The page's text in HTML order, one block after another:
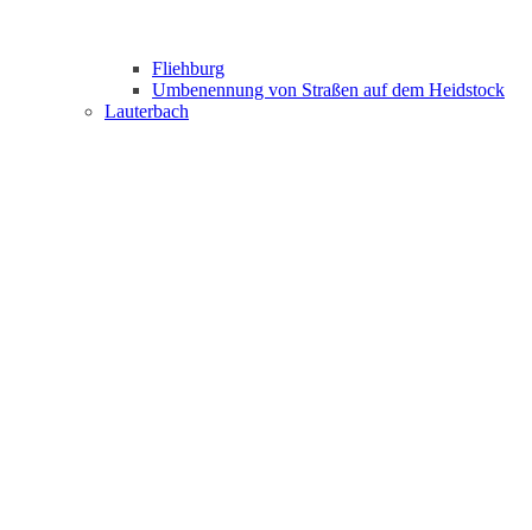
Fliehburg
Umbenennung von Straßen auf dem Heidstock
Lauterbach